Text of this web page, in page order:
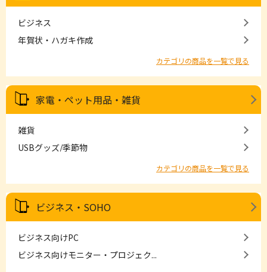
ビジネス
年賀状・ハガキ作成
カテゴリの商品を一覧で見る
家電・ペット用品・雑貨
雑貨
USBグッズ/季節物
カテゴリの商品を一覧で見る
ビジネス・SOHO
ビジネス向けPC
ビジネス向けモニター・プロジェク...